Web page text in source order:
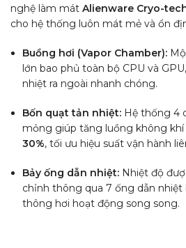
nghệ làm mát Alienware Cryo-
cho hệ thống luôn mát mẻ và ổn
Buồng hơi (Vapor Chamber):
lớn bao phủ toàn bộ CPU và
nhiệt ra ngoài nhanh chóng.
Bốn quạt tản nhiệt: Hệ thống 4
mỏng giúp tăng luồng không
30%, tối ưu hiệu suất vận hành
Bảy ống dẫn nhiệt: Nhiệt độ
chỉnh thông qua 7 ống dẫn
thông hơi hoạt động song song.